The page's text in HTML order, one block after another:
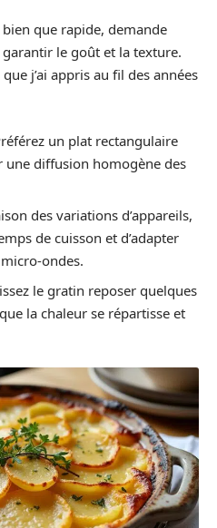
que rapide, demande
le goût et la texture.
j’ai appris au fil des années
un plat rectangulaire
une diffusion homogène des
des variations d’appareils,
de cuisson et d’adapter
ondes.
le gratin reposer quelques
la chaleur se répartisse et